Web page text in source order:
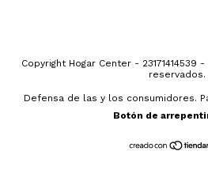
Copyright Hogar Center -
reservados.
Defensa de las y los consumidores.
Botón de